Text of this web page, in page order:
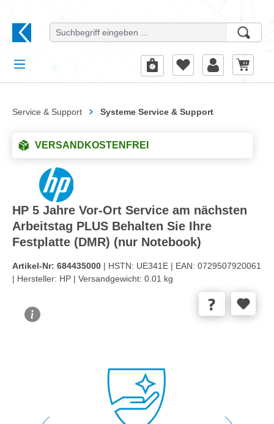
Service & Support Systeme Service & Support
VERSANDKOSTENFREI
HP 5 Jahre Vor-Ort Service am nächsten
Arbeitstag PLUS Behalten Sie Ihre
Festplatte (DMR) (nur Notebook)
Artikel-Nr: 684435000 | HSTN: UE341E | EAN: 0729507920061
| Hersteller: HP | Versandgewicht: 0.01 kg